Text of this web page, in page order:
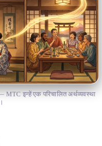
इन्हें एक परिचालित अर्थव्यवस्था